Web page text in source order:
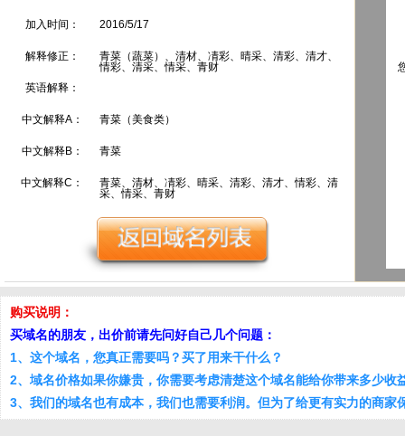
加入时间： 2016/5/17
解释修正：
青菜（蔬菜）、清材、凊彩、晴采、清彩、清才、
情彩、清采、情采、青财
英语解释：
中文解释A： 青菜（美食类）
中文解释B： 青菜
中文解释C：
青菜、清材、凊彩、晴采、清彩、清才、情彩、清
采、情采、青财
购买说明：
买域名的朋友，出价前请先问好自己几个问题：
1、这个域名，您真正需要吗？买了用来干什么？
2、域名价格如果你嫌贵，你需要考虑清楚这个域名能给你带来多少收
3、我们的域名也有成本，我们也需要利润。但为了给更有实力的商家